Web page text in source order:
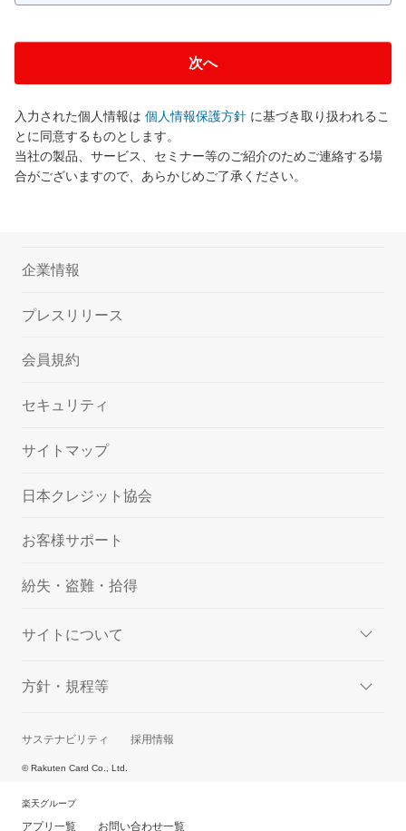
次へ
入力された個人情報は 個人情報保護方針 に基づき取り扱われるこ
とに同意するものとします。
当社の製品、サービス、セミナー等のご紹介のためご連絡する場
合がございますので、あらかじめご了承ください。
企業情報
プレスリリース
会員規約
セキュリティ
サイトマップ
日本クレジット協会
お客様サポート
紛失・盗難・拾得
サイトについて
方針・規程等
サステナビリティ 採用情報
© Rakuten Card Co., Ltd.
楽天グループ
アプリ一覧 お問い合わせ一覧